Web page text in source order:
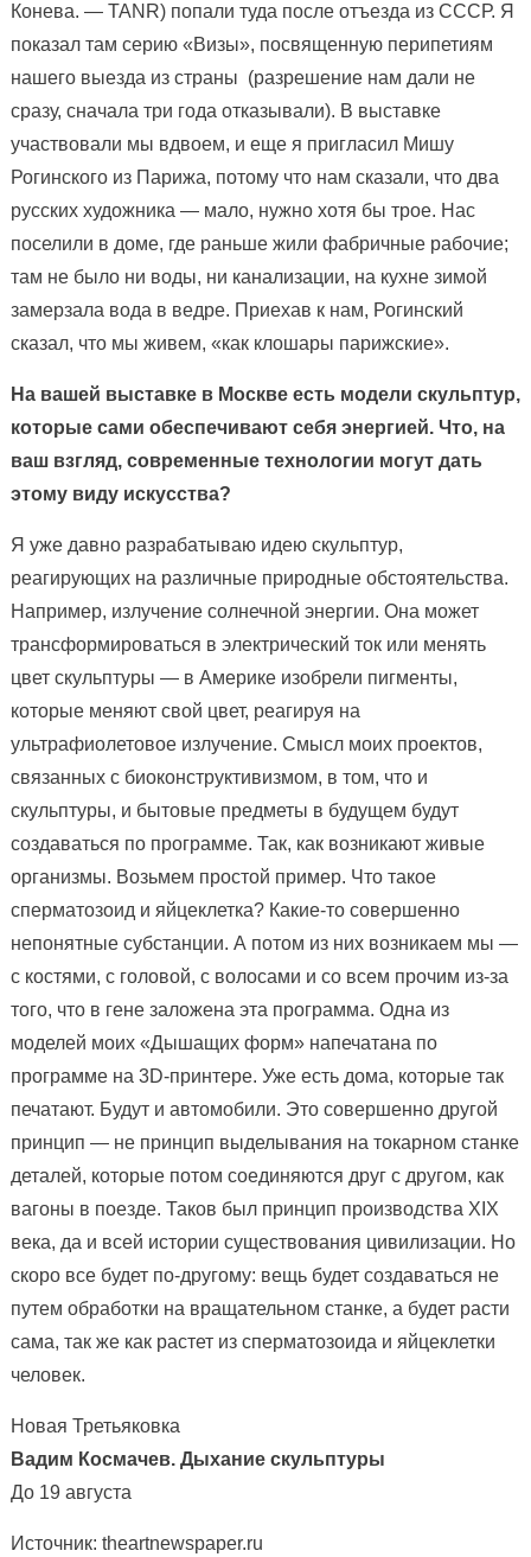
Конева. — TANR) попали туда после отъезда из СССР. Я
показал там серию «Визы», посвященную перипетиям
нашего выезда из страны (разрешение нам дали не
сразу, сначала три года отказывали). В выставке
участвовали мы вдвоем, и еще я пригласил Мишу
Рогинского из Парижа, потому что нам сказали, что два
русских художника — мало, нужно хотя бы трое. Нас
поселили в доме, где раньше жили фабричные рабочие;
там не было ни воды, ни канализации, на кухне зимой
замерзала вода в ведре. Приехав к нам, Рогинский
сказал, что мы живем, «как клошары парижские».
На вашей выставке в Москве есть модели скульптур,
которые сами обеспечивают себя энергией. Что, на
ваш взгляд, современные технологии могут дать
этому виду искусства?
Я уже давно разрабатываю идею скульптур,
реагирующих на различные природные обстоятельства.
Например, излучение солнечной энергии. Она может
трансформироваться в электрический ток или менять
цвет скульптуры — в Америке изобрели пигменты,
которые меняют свой цвет, реагируя на
ультрафиолетовое излучение. Смысл моих проектов,
связанных с биоконструктивизмом, в том, что и
скульптуры, и бытовые предметы в будущем будут
создаваться по программе. Так, как возникают живые
организмы. Возьмем простой пример. Что такое
сперматозоид и яйцеклетка? Какие-то совершенно
непонятные субстанции. А потом из них возникаем мы —
с костями, с головой, с волосами и со всем прочим из-за
того, что в гене заложена эта программа. Одна из
моделей моих «Дышащих форм» напечатана по
программе на 3D-принтере. Уже есть дома, которые так
печатают. Будут и автомобили. Это совершенно другой
принцип — не принцип выделывания на токарном станке
деталей, которые потом соединяются друг с другом, как
вагоны в поезде. Таков был принцип производства XIX
века, да и всей истории существования цивилизации. Но
скоро все будет по-другому: вещь будет создаваться не
путем обработки на вращательном станке, а будет расти
сама, так же как растет из сперматозоида и яйцеклетки
человек.
Новая Третьяковка
Вадим Космачев. Дыхание скульптуры
До 19 августа
Источник: theartnewspaper.ru